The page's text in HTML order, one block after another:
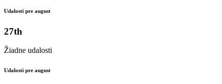
Udalosti pre august
27th
Žiadne udalosti
Udalosti pre august